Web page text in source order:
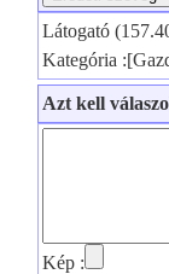
Látogató
Kategória
Azt kell
Kép :